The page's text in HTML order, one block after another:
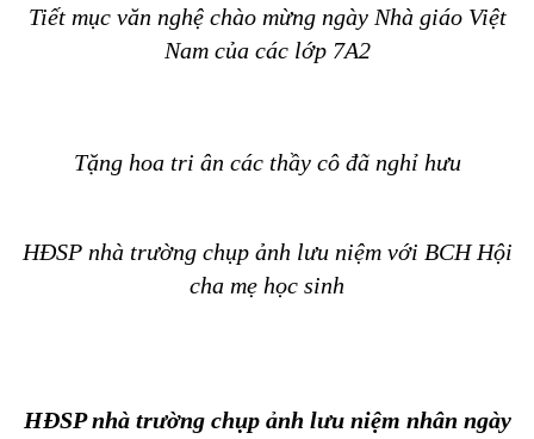
Tiết mục văn nghệ chào mừng ngày Nhà giáo Việt
Nam của các lớp 7A2
Tặng hoa tri ân các thầy cô đã nghỉ hưu
HĐSP nhà trường chụp ảnh lưu niệm với BCH Hội
cha mẹ học sinh
HĐSP nhà trường chụp ảnh lưu niệm nhân ngày